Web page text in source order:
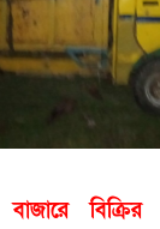
বাজারে